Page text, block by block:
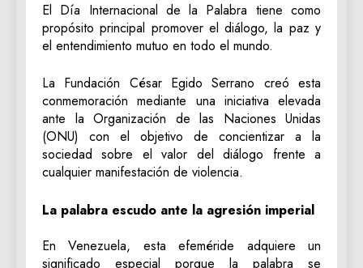
El Día Internacional de la Palabra tiene como
propósito principal promover el diálogo, la paz y
el entendimiento mutuo en todo el mundo.
La Fundación César Egido Serrano creó esta
conmemoración mediante una iniciativa elevada
ante la Organización de las Naciones Unidas
(ONU) con el objetivo de concientizar a la
sociedad sobre el valor del diálogo frente a
cualquier manifestación de violencia.
La palabra escudo ante la agresión imperial
En Venezuela, esta efeméride adquiere un
significado especial porque la palabra se